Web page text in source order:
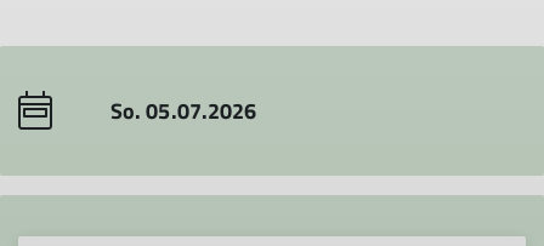
So. 05.07.2026